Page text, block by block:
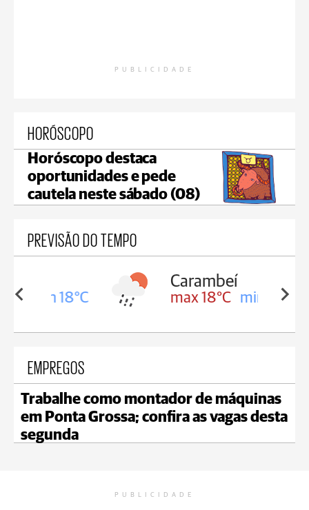
PUBLICIDADE
HORÓSCOPO
Horóscopo destaca
oportunidades e pede
cautela neste sábado (08)
PREVISÃO DO TEMPO
18°C
Carambeí
max 18°C min 17°C
EMPREGOS
Trabalhe como montador de máquinas
em Ponta Grossa; confira as vagas desta
segunda
PUBLICIDADE